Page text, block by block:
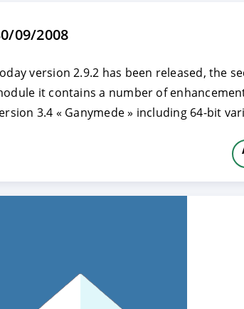
09/2008
version 2.9.2 has been released, the
it contains a number of
3.4 « Ganymede » including 64-bit
légales|Protection des données